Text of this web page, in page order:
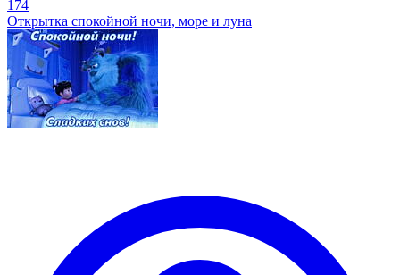
174
Открытка спокойной ночи, море и луна